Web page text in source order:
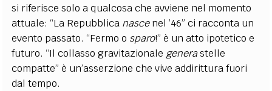
si riferisce solo a qualcosa che avviene nel momento
attuale: “La Repubblica nascenel ’46” ci racconta un
evento passato. “Fermo o sparo!” è un atto ipotetico e
futuro. “Il collasso gravitazionale generastelle
compatte” è un’asserzione che vive addirittura fuori
dal tempo.